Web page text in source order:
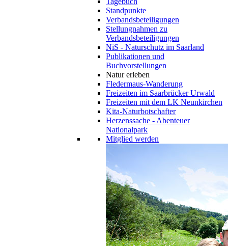
Standpunkte
Verbandsbeteiligungen
Stellungnahmen zu
Verbandsbeteiligungen
NiS - Naturschutz im Saarland
Publikationen und
Buchvorstellungen
Natur erleben
Fledermaus-Wanderung
Freizeiten im Saarbrücker Urwald
Freizeiten mit dem LK Neunkirchen
Kita-Naturbotschafter
Herzenssache - Abenteuer
Nationalpark
Mitglied werden